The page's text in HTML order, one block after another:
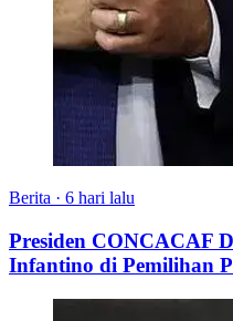
Berita · 6 hari lalu
Presiden CONCACAF
Infantino di Pemilihan